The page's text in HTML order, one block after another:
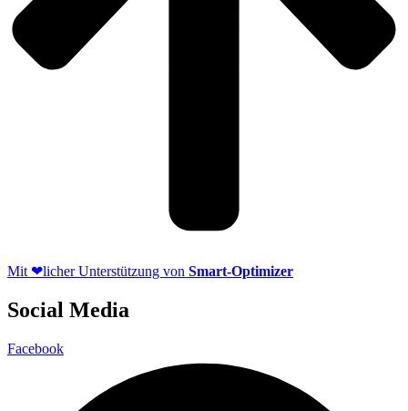
Mit ❤licher Unterstützung von Smart-Optimizer
Social Media
Facebook